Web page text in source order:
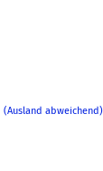
(Ausland abweichend)